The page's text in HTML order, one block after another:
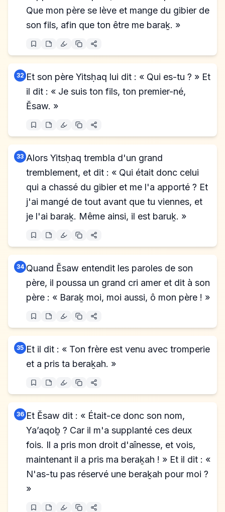
Que mon père se lève et mange du gibier de
son fils, afin que ton être me baraḵ. »
32 Et son père Yitsḥaq lui dit : « Qui es-tu ? » Et
il dit : « Je suis ton fils, ton premier-né,
Ĕsaw. »
33 Alors Yitsḥaq trembla d'un grand
tremblement, et dit : « Qui était donc celui
qui a chassé du gibier et me l'a apporté ? Et
j'ai mangé de tout avant que tu viennes, et
je l'ai baraḵ. Même ainsi, il est baruḵ. »
34 Quand Ĕsaw entendit les paroles de son
père, il poussa un grand cri amer et dit à son
père : « Baraḵ moi, moi aussi, ô mon père ! »
35 Et il dit : « Ton frère est venu avec tromperie
et a pris ta beraḵah. »
36 Et Ĕsaw dit : « Était-ce donc son nom,
Ya’aqoḇ ? Car il m'a supplanté ces deux
fois. Il a pris mon droit d'aînesse, et vois,
maintenant il a pris ma beraḵah ! » Et il dit : «
N'as-tu pas réservé une beraḵah pour moi ?
»